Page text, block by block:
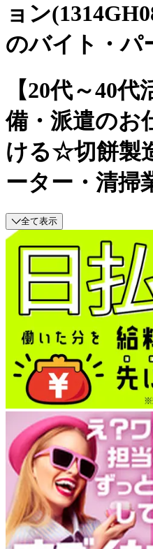
ョン
のバイト・パ
【20代～40
備・派遣のお
ける☆切餅製
ーター・清掃
全て表示